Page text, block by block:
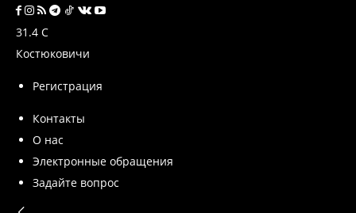
31.4 C
Костюковичи
Регистрация
Контакты
О нас
Электронные обращения
Задайте вопрос